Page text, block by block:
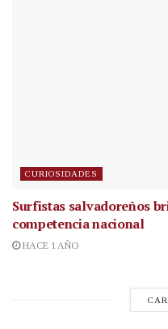
CURIOSIDADES
Surfistas salvadoreños
competencia nacional
HACE 1 AÑO